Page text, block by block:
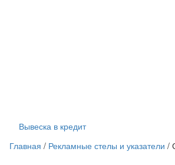
Вывеска в кредит
Главная / Рекламные стелы и указатели /